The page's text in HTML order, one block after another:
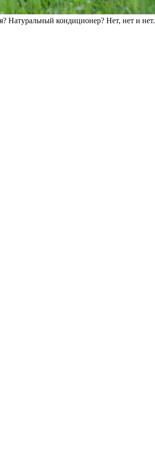
Натуральный кондиционер? Нет, нет и нет.